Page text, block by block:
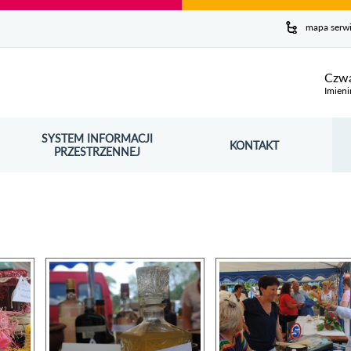
mapa
SYSTEM INFORMACJI
PRZESTRZENNEJ
OTWORZY SIĘ W NOWYM OKNIE KONTAKT